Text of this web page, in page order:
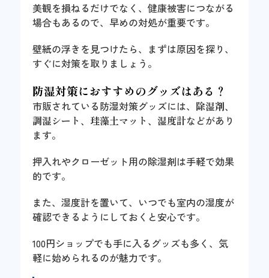
美観を損ねるだけでなく、健康被害につながる
場合もあるので、早めの対処が重要です。
壁紙の浮きを見つけたら、まずは原因を探り、
すぐに対策を取りましょう。
防湿対策におすすめのグッズはある？
市販されている防湿対策グッズには、 除湿剤、
調湿シート、珪藻土マット、湿度計などがあり
ます。
押入れやクローゼット用の除湿剤は手軽で効果
的です。
また、湿度計を置いて、いつでも室内の湿度が
確認できるようにしておくと安心です。
100円ショップでも手に入るグッズも多く、気
軽に始められるのが魅力です。